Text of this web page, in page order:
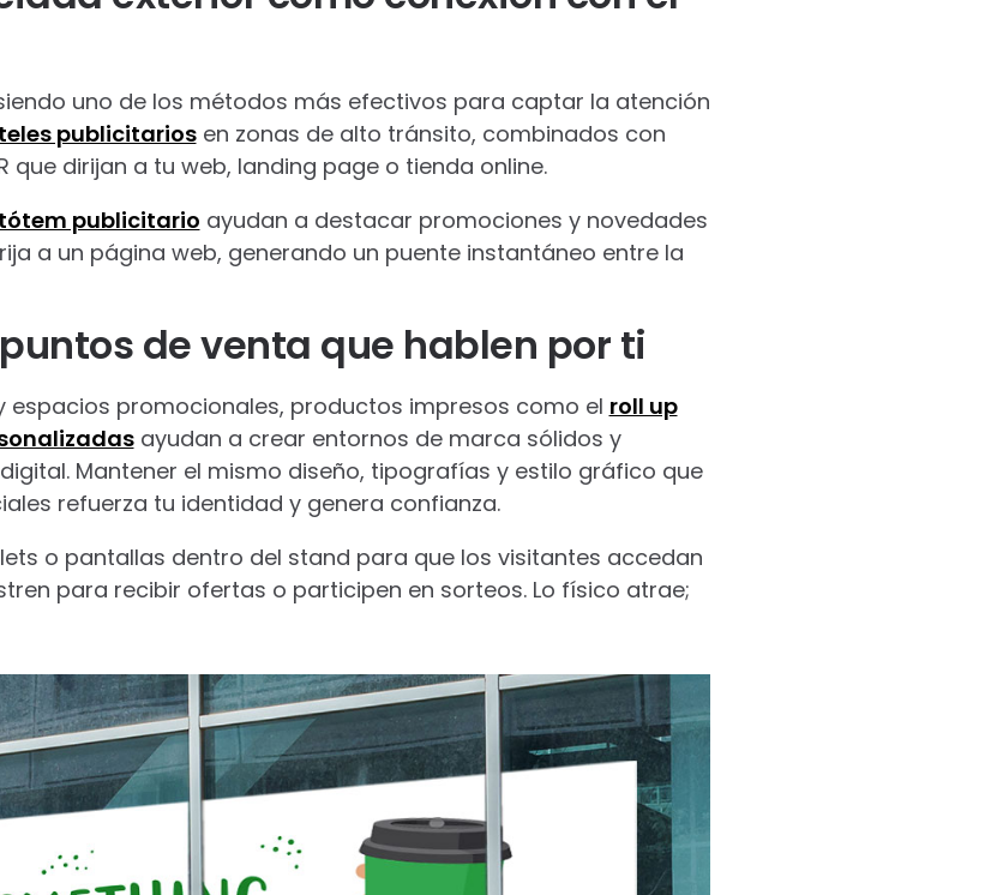
uno de los métodos más efectivos para captar la atención
publicitariosen zonas de alto tránsito, combinados con
que dirijan a tu web, landing page o tienda online.
tótem publicitario ayudan a destacar promociones y novedades
a un página web, generando un puente instantáneo entre la
de venta que hablen por ti
espacios promocionales, productos impresos como el roll up
ayudan a crear entornos de marca sólidos y
Mantener el mismo diseño, tipografías y estilo gráfico que
refuerza tu identidad y genera confianza.
o pantallas dentro del stand para que los visitantes accedan
para recibir ofertas o participen en sorteos. Lo físico atrae;